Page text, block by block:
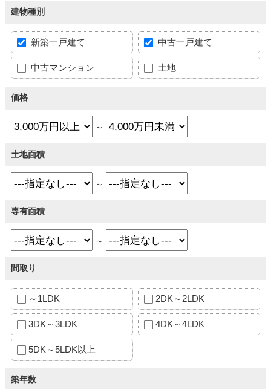
建物種別
新築一戸建て 中古一戸建て
中古マンション 土地
価格
～
土地面積
～
専有面積
～
間取り
～1LDK 2DK～2LDK
3DK～3LDK 4DK～4LDK
5DK～5LDK以上
築年数